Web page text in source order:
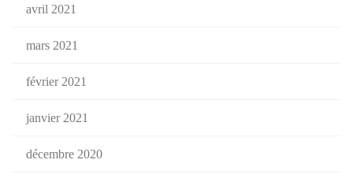
avril 2021
mars 2021
février 2021
janvier 2021
décembre 2020